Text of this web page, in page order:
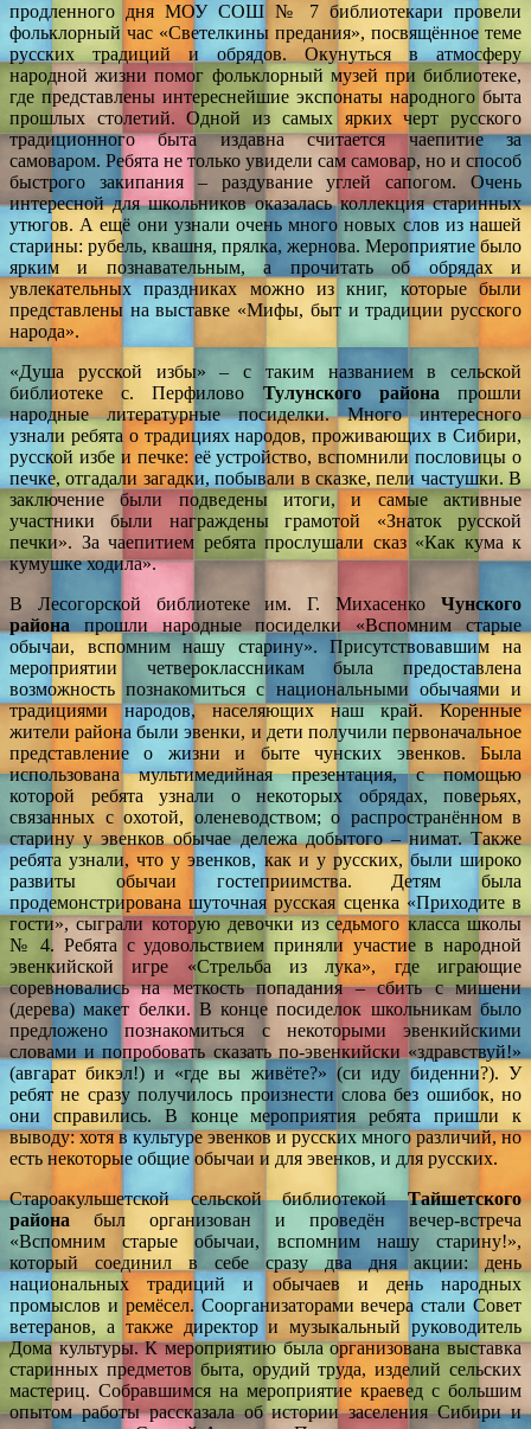
продленного дня МОУ СОШ № 7 библиотекари провели
фольклорный час «Светелкины предания», посвящённое теме
русских традиций и обрядов. Окунуться в атмосферу
народной жизни помог фольклорный музей при библиотеке,
где представлены интереснейшие экспонаты народного быта
прошлых столетий. Одной из самых ярких черт русского
традиционного быта издавна считается чаепитие за
самоваром. Ребята не только увидели сам самовар, но и способ
быстрого закипания – раздувание углей сапогом. Очень
интересной для школьников оказалась коллекция старинных
утюгов. А ещё они узнали очень много новых слов из нашей
старины: рубель, квашня, прялка, жернова. Мероприятие было
ярким и познавательным, а прочитать об обрядах и
увлекательных праздниках можно из книг, которые были
представлены на выставке «Мифы, быт и традиции русского
народа».
«Душа русской избы» – с таким названием в сельской
библиотеке с. Перфилово Тулунского района прошли
народные литературные посиделки. Много интересного
узнали ребята о традициях народов, проживающих в Сибири,
русской избе и печке: её устройство, вспомнили пословицы о
печке, отгадали загадки, побывали в сказке, пели частушки. В
заключение были подведены итоги, и самые активные
участники были награждены грамотой «Знаток русской
печки». За чаепитием ребята прослушали сказ «Как кума к
кумушке ходила».
В Лесогорской библиотеке им. Г. Михасенко Чунского
района прошли народные посиделки «Вспомним старые
обычаи, вспомним нашу старину». Присутствовавшим на
мероприятии четвероклассникам была предоставлена
возможность познакомиться с национальными обычаями и
традициями народов, населяющих наш край. Коренные
жители района были эвенки, и дети получили первоначальное
представление о жизни и быте чунских эвенков. Была
использована мультимедийная презентация, с помощью
которой ребята узнали о некоторых обрядах, поверьях,
связанных с охотой, оленеводством; о распространённом в
старину у эвенков обычае дележа добытого – нимат. Также
ребята узнали, что у эвенков, как и у русских, были широко
развиты обычаи гостеприимства. Детям была
продемонстрирована шуточная русская сценка «Приходите в
гости», сыграли которую девочки из седьмого класса школы
№ 4. Ребята с удовольствием приняли участие в народной
эвенкийской игре «Стрельба из лука», где играющие
соревновались на меткость попадания – сбить с мишени
(дерева) макет белки. В конце посиделок школьникам было
предложено познакомиться с некоторыми эвенкийскими
словами и попробовать сказать по-эвенкийски «здравствуй!»
(авгарат бикэл!) и «где вы живёте?» (си иду биденни?). У
ребят не сразу получилось произнести слова без ошибок, но
они справились. В конце мероприятия ребята пришли к
выводу: хотя в культуре эвенков и русских много различий, но
есть некоторые общие обычаи и для эвенков, и для русских.
Староакульшетской сельской библиотекойТайшетского
района был организован и проведён вечер-встреча
«Вспомним старые обычаи, вспомним нашу старину!»,
который соединил в себе сразу два дня акции: день
национальных традиций и обычаев и день народных
промыслов и ремёсел. Соорганизаторами вечера стали Совет
ветеранов, а также директор и музыкальный руководитель
Дома культуры. К мероприятию была организована выставка
старинных предметов быта, орудий труда, изделий сельских
мастериц. Собравшимся на мероприятие краевед с большим
опытом работы рассказала об истории заселения Сибири и